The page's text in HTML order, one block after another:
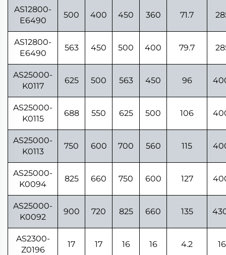
AS12800-
E6490
500 400 450 360 71.7
AS12800-
E6490
563 450 500 400 79.7
AS25000-
K0117
625 500 563 450 96
AS25000-
K0115
688 550 625 500 106
AS25000-
K0113
750 600 700 560 115
AS25000-
K0094
825 660 750 600 127
AS25000-
K0092
900 720 825 660 135
AS2300-
Z0196
17 17 16 16 4.2